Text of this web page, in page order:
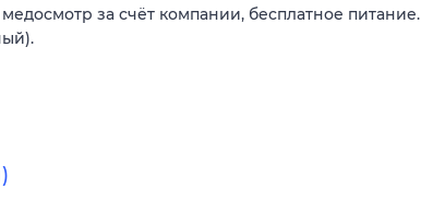
за счёт компании, бесплатное питание.